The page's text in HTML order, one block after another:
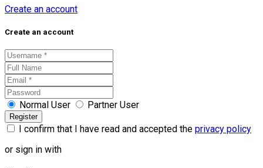
Create an account
Create an account
Normal User Partner User
I confirm that I have read and accepted the privacy policy
or sign in with